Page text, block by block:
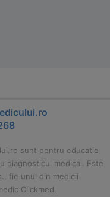
sunt pentru educatie
diagnosticul medical. Este
fie unul din medicii
Clickmed.